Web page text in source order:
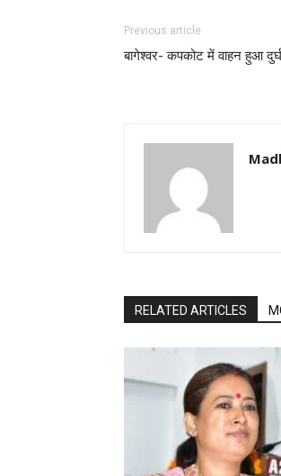
Previous article
बागेश्वर- कपकोट में वाहन हुआ
RELATED ARTICLES